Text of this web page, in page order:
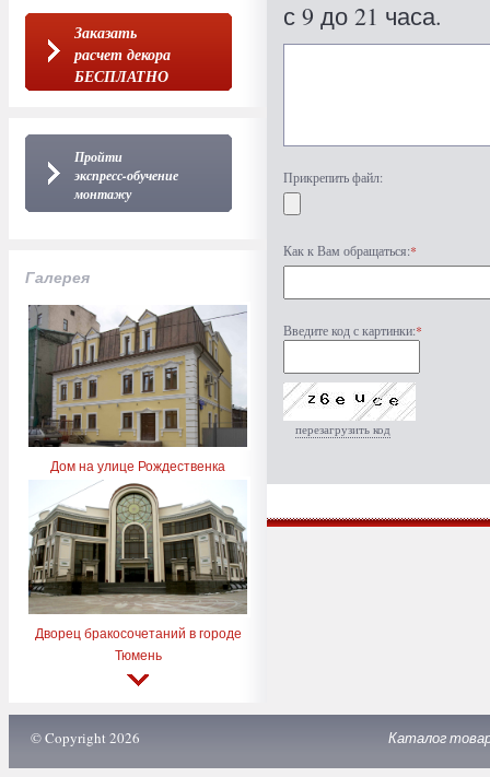
Заказать
расчет декора
БЕСПЛАТНО
Пройти
экспресс-обучение
монтажу
Галерея
Дом на улице Рождественка
Дворец бракосочетаний в городе
Тюмень
с 9 до 21 часа.
Прикрепить файл:
Как к Вам обращаться:*
Введите код с картинки:*
перезагрузить код
© Copyright 2026 Каталог